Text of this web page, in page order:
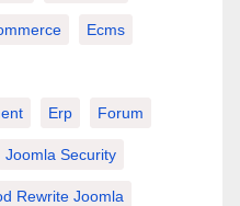
Ecms
Erp Forum
Joomla Security
Rewrite Joomla